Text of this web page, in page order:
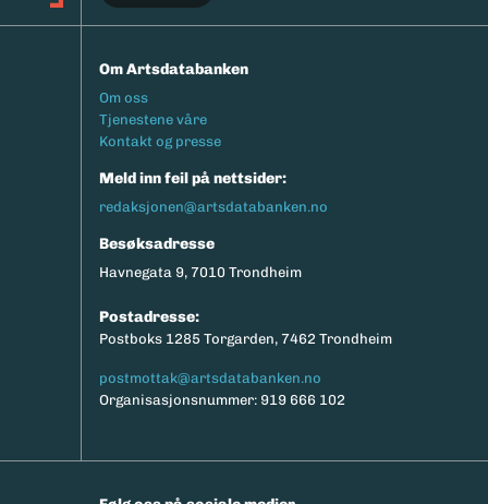
Om Artsdatabanken
Footermeny
Om oss
Tjenestene våre
Kontakt og presse
Meld inn feil på nettsider:
redaksjonen@artsdatabanken.no
Besøksadresse
Havnegata 9, 7010 Trondheim
Postadresse:
Postboks 1285 Torgarden, 7462 Trondheim
postmottak@artsdatabanken.no
Organisasjonsnummer: 919 666 102